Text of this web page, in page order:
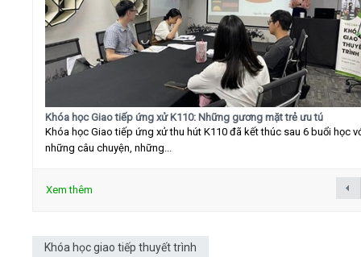
Khóa học Giao tiếp ứng xử K110: Những gương mặt trẻ ưu tú
Khóa học Giao tiếp ứng xử thu hút K110 đã kết thúc sau 6 buổi học
những câu chuyện, những...
Xem thêm
Khóa học giao tiếp thuyết trình